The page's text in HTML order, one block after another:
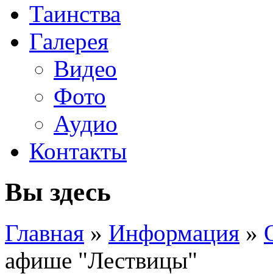
Таинства
Галерея
Видео
Фото
Аудио
Контакты
Вы здесь
Главная » Информация »
афише "Лествицы"